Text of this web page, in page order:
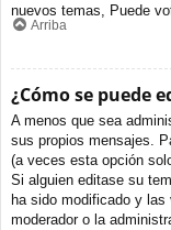
nuevos temas, Puede
Arriba
¿Cómo se puede
A menos que sea
sus propios mensajes.
(a veces esta opción
Si alguien editase su
ha sido modificado y
moderador o la